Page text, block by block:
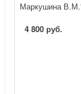
Маркушина
4 800 руб.